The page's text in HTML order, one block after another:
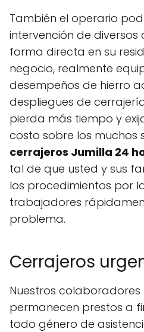
También el operario
intervención de diversos
forma directa en su
negocio, realmente
desempeños de hierro
despliegues de
pierda más tiempo y
costo sobre los muchos
cerrajeros Jumilla 24
tal de que usted y sus
los procedimientos por
trabajadores
problema.
Cerrajeros
Nuestros colaboradores
permanecen prestos a
todo género de